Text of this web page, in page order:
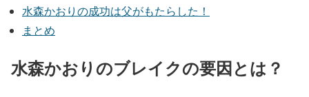
水森かおりの成功は父がもたらした！
まとめ
水森かおりのブレイクの要因とは？